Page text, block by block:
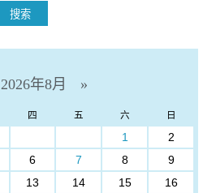
2026年8月 »
四 五 六 日
1
2
6 7 8
9
13 14 15
16